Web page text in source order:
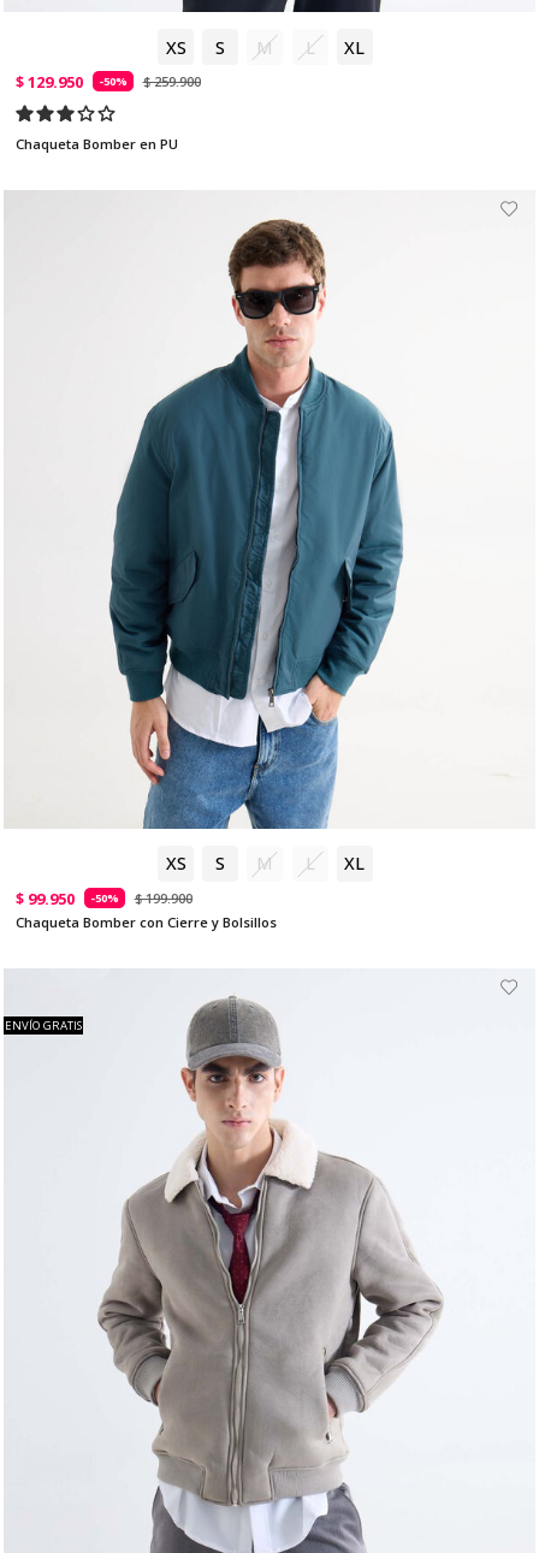
XS S M L XL
$ 129.950 -50% $ 259.900
Chaqueta Bomber en PU
XS S M L XL
$ 99.950 -50%
$ 199.900
Chaqueta Bomber con Cierre y Bolsillos
ENVÍO GRATIS